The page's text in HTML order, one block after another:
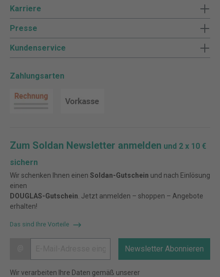
Karriere
Presse
Kundenservice
Zahlungsarten
Zum Soldan Newsletter anmelden und 2 x 10 €
sichern
Wir schenken Ihnen einen Soldan-Gutschein und nach Einlösung
einen
DOUGLAS-Gutschein . Jetzt anmelden – shoppen – Angebote
erhalten!
Das sind Ihre Vorteile
Newsletter Abonnieren
Wir verarbeiten Ihre Daten gemäß unserer